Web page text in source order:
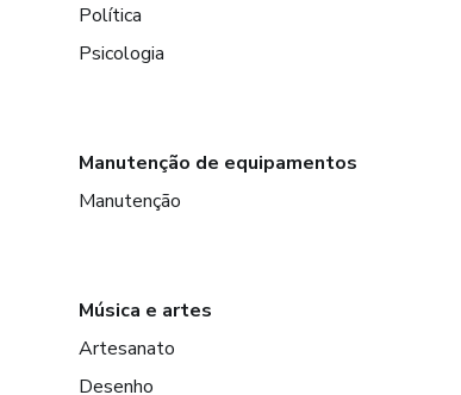
Política
Psicologia
Manutenção de equipamentos
Manutenção
Música e artes
Artesanato
Desenho